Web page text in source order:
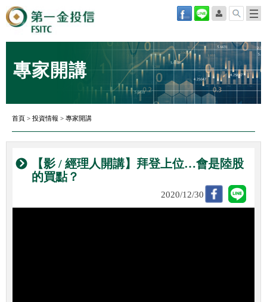
專家開講
首頁 > 投資情報 > 專家開講
【影 / 經理人開講】拜登上位…會是陸股
的買點？
2020/12/30